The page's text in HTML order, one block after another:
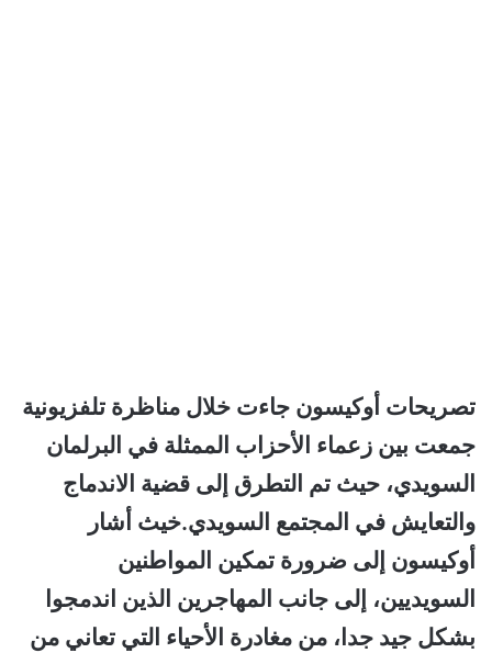
تصريحات أوكيسون جاءت خلال مناظرة تلفزيونية
جمعت بين زعماء الأحزاب الممثلة في البرلمان
السويدي، حيث تم التطرق إلى قضية الاندماج
والتعايش في المجتمع السويدي.خيث أشار
أوكيسون إلى ضرورة تمكين المواطنين
السويديين، إلى جانب المهاجرين الذين اندمجوا
بشكل جيد جدا، من مغادرة الأحياء التي تعاني من